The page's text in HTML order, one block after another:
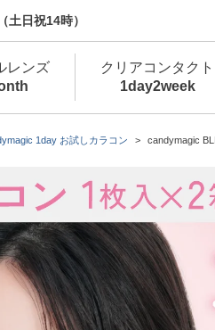
土日祝14時）
1day お試しカラコン candymagic
レンズ
クリアコンタクト
1day2week
新商品
新商品
新商品